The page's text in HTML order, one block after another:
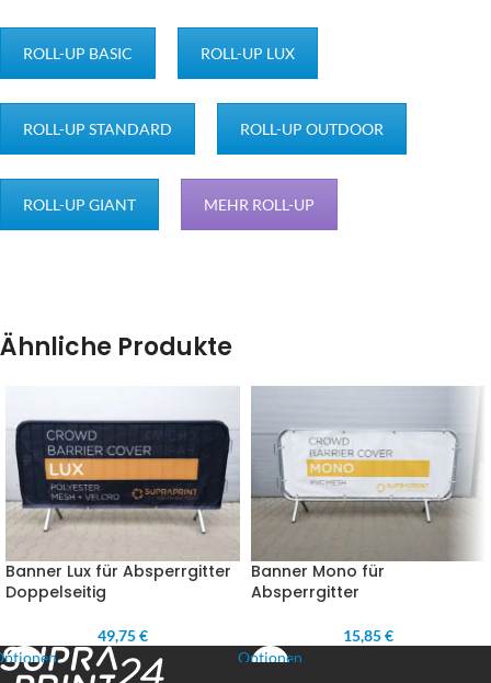
ROLL-UP BASIC ROLL-UP LUX
ROLL-UP STANDARD ROLL-UP OUTDOOR
ROLL-UP GIANT MEHR ROLL-UP
Ähnliche Produkte
Banner Lux für Absperrgitter
Doppelseitig
49,75 €
Banner Mono für
Absperrgitter
15,85 €
Optionen